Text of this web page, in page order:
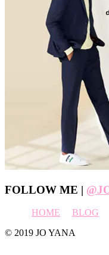
Footer
FOLLOW ME |
HOME BLOG
© 2019 JO YANA